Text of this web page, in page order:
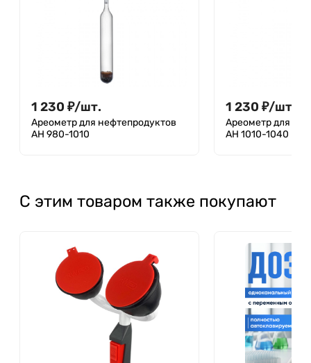
1 230 ₽/шт.
Ареометр для нефтепродуктов
АН 980-1010
1 230 ₽/шт.
Ареометр для
АН 1010-1040
С этим товаром также покупают